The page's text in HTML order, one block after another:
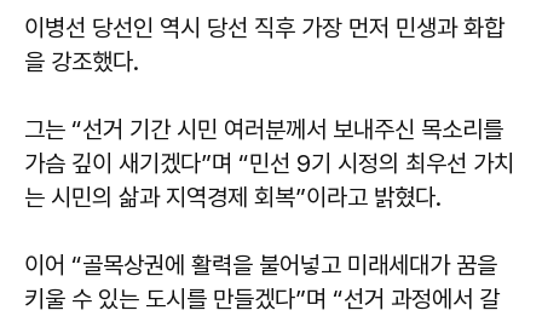
이병선 당선인 역시 당선 직후 가장 먼저 민생과 화합
을 강조했다.
그는 “선거 기간 시민 여러분께서 보내주신 목소리를
가슴 깊이 새기겠다”며 “민선 9기 시정의 최우선 가치
는 시민의 삶과 지역경제 회복”이라고 밝혔다.
이어 “골목상권에 활력을 불어넣고 미래세대가 꿈을
키울 수 있는 도시를 만들겠다”며 “선거 과정에서 갈